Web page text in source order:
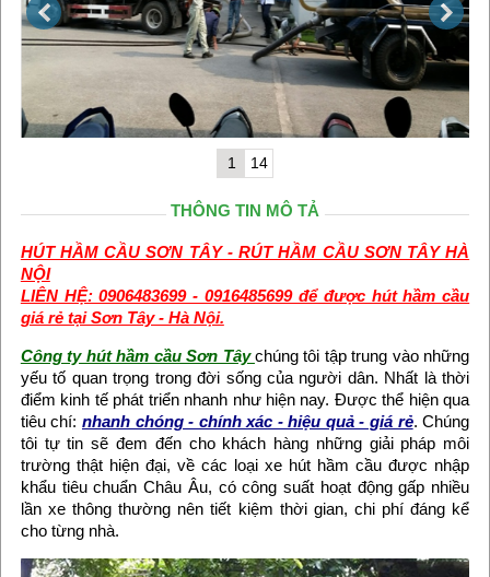
1 14
THÔNG TIN MÔ TẢ
HÚT HẦM CẦU SƠN TÂY - RÚT HẦM CẦU SƠN TÂY HÀ
NỘI
LIÊN HỆ: 0906483699 - 0916485699 để được hút hầm cầu
giá rẻ tại Sơn Tây - Hà Nội.
Công ty hút hầm cầu Sơn Tâychúng tôi tập trung vào những
yếu tố quan trọng trong đời sống của người dân. Nhất là thời
điểm kinh tế phát triển nhanh như hiện nay. Được thể hiện qua
tiêu chí: nhanh chóng - chính xác - hiệu quả - giá rẻ. Chúng
tôi tự tin sẽ đem đến cho khách hàng những giải pháp môi
trường thật hiện đại, về các loại xe hút hầm cầu được nhập
khẩu tiêu chuẩn Châu Âu, có công suất hoạt động gấp nhiều
lần xe thông thường nên tiết kiệm thời gian, chi phí đáng kể
cho từng nhà.